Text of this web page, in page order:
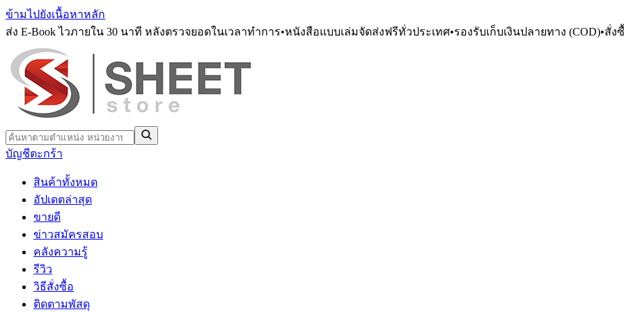
ข้ามไปยังเนื้อหาหลัก
ส่ง E-Book ไวภายใน 30 นาที หลังตรวจยอดในเวลาทำการ•หนังสือแบบเล่มจัดส่งฟรีทั่วประเทศ•รองรับเก็บเงินปลายทาง (COD)•สั่ง
บัญชีตะกร้า
สินค้าทั้งหมด
อัปเดตล่าสุด
ขายดี
ข่าวสมัครสอบ
คลังความรู้
รีวิว
วิธีสั่งซื้อ
ติดตามพัสดุ